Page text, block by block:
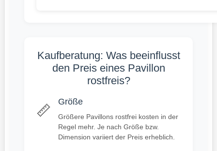
Kaufberatung: Was beeinflusst
den Preis eines Pavillon
rostfreis?
📏
Größe
Größere Pavillons rostfrei kosten in der
Regel mehr. Je nach Größe bzw.
Dimension variiert der Preis erheblich.